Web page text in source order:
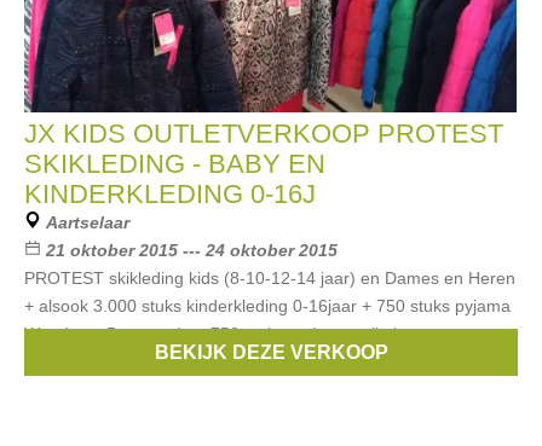
JX KIDS OUTLETVERKOOP PROTEST
SKIKLEDING - BABY EN
KINDERKLEDING 0-16J
Aartselaar
21 oktober 2015 --- 24 oktober 2015
PROTEST skikleding kids (8-10-12-14 jaar) en Dames en Heren
+ alsook 3.000 stuks kinderkleding 0-16jaar + 750 stuks pyjama
Woody en Beaugarde + 750 stuks cadeau artikelen
Liu Jo,Scapa ,Anne kurris,Bellerose
BEKIJK DEZE VERKOOP